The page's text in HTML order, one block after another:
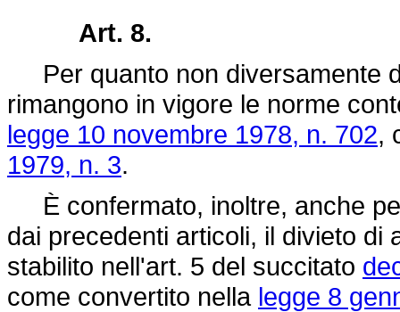
Art. 8.
Per quanto non diversamente
rimangono in vigore le norme
legge 10 novembre 1978, n. 702,
1979, n. 3.
È confermato, inoltre, anche
dai precedenti articoli, il divieto di
stabilito nell'art. 5 del succitato
come convertito nella legge 8